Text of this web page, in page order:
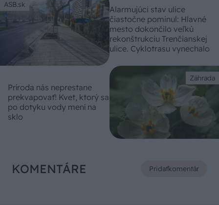
ASB.sk
Alarmujúci stav ulice
čiastočne pominul: Hlavné
mesto dokončilo veľkú
rekonštrukciu Trenčianskej
ulice. Cyklotrasu vynechalo
Záhrada
Príroda nás neprestane
prekvapovať! Kvet, ktorý sa
po dotyku vody mení na
sklo
KOMENTÁRE Pridaťkomentár